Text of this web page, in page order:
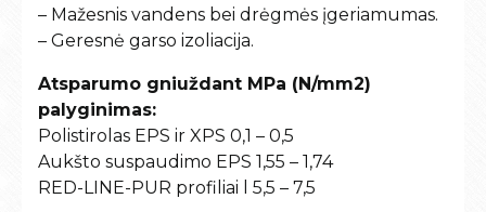
– Mažesnis vandens bei drėgmės įgeriamumas.
– Geresnė garso izoliacija.
Atsparumo gniuždant MPa (N/mm2)
palyginimas:
Polistirolas EPS ir XPS 0,1 – 0,5
Aukšto suspaudimo EPS 1,55 – 1,74
RED-LINE-PUR profiliai l 5,5 – 7,5